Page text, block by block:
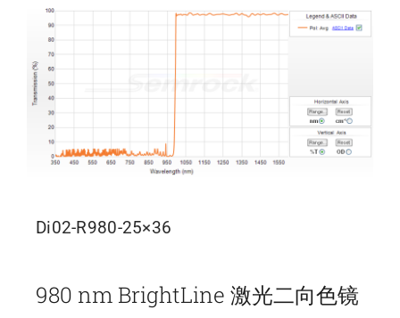
Di02-R980-25×36
980 nm BrightLine 激光二向色镜